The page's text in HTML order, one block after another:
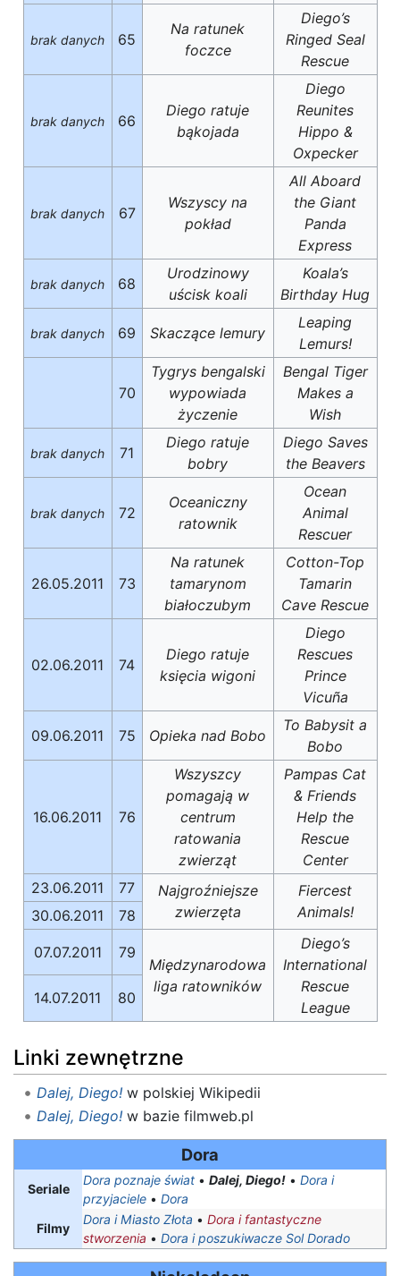
brak danych 65
Na ratunek
foczce
Diego’s
Ringed Seal
Rescue
brak danych 66
Diego ratuje
bąkojada
Diego
Reunites
Hippo &
Oxpecker
brak danych 67
Wszyscy na
pokład
All Aboard
the Giant
Panda
Express
brak danych 68
Urodzinowy
uścisk koali
Koala’s
Birthday Hug
brak danych 69 Skaczące lemury
Leaping
Lemurs!
70
Tygrys bengalski
wypowiada
życzenie
Bengal Tiger
Makes a
Wish
brak danych 71
Diego ratuje
bobry
Diego Saves
the Beavers
brak danych 72
Oceaniczny
ratownik
Ocean
Animal
Rescuer
26.05.2011 73
Na ratunek
tamarynom
białoczubym
Cotton-Top
Tamarin
Cave Rescue
02.06.2011 74
Diego ratuje
księcia wigoni
Diego
Rescues
Prince
Vicuña
09.06.2011 75 Opieka nad Bobo
To Babysit a
Bobo
16.06.2011 76
Wszyszcy
pomagają w
centrum
ratowania
zwierząt
Pampas Cat
& Friends
Help the
Rescue
Center
23.06.2011
77
Najgroźniejsze
zwierzęta
Fiercest
Animals!
30.06.2011 78
07.07.2011 79
Międzynarodowa
liga ratowników
Diego’s
International
Rescue
League
14.07.2011 80
Linki zewnętrzne
Dalej, Diego!w polskiej Wikipedii
Dalej, Diego!w bazie filmweb.pl
Dora
Seriale
Dora poznaje świat • Dalej, Diego! • Dora i
przyjaciele • Dora
Filmy
Dora i Miasto Złota • Dora i fantastyczne
stworzenia • Dora i poszukiwacze Sol Dorado